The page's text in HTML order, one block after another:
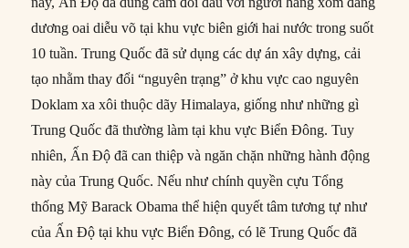
dương oai diễu võ tại khu vực biên giới hai nước trong suốt
10 tuần. Trung Quốc đã sử dụng các dự án xây dựng, cải
tạo nhằm thay đổi “nguyên trạng” ở khu vực cao nguyên
Doklam xa xôi thuộc dãy Himalaya, giống như những gì
Trung Quốc đã thường làm tại khu vực Biển Đông. Tuy
nhiên, Ấn Độ đã can thiệp và ngăn chặn những hành động
này của Trung Quốc. Nếu như chính quyền cựu Tổng
thống Mỹ Barack Obama thể hiện quyết tâm tương tự như
của Ấn Độ tại khu vực Biển Đông, có lẽ Trung Quốc đã